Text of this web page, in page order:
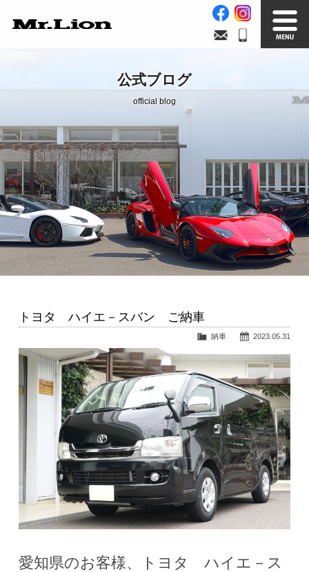
在庫車情報 買取無料査定
Factory
自社工場 サービス案内
Official Blog
公式ブログ
Company info.
会社案内
公式ブログ
official blog
トヨタ ハイエ－スバン ご納車
2023.05.31
納車
愛知県のお客様、トヨタ ハイエ－ス